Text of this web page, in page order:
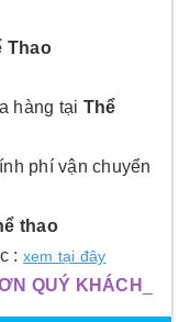
Thao
hàng tại Thể
phí vận chuyển
thao
: xem tại đây
QUÝ KHÁCH